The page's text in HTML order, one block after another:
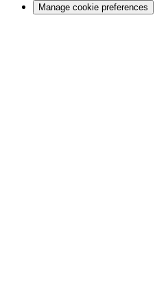
Manage cookie preferences